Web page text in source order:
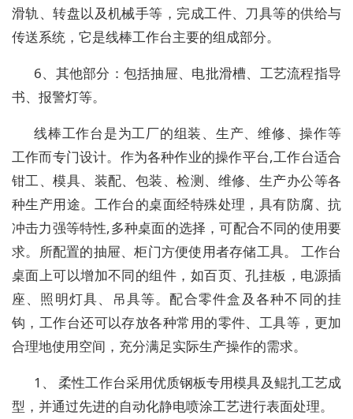
滑轨、转盘以及机械手等，完成工件、刀具等的供给与
传送系统，它是线棒工作台主要的组成部分。
6、其他部分：包括抽屉、电批滑槽、工艺流程指导
书、报警灯等。
线棒工作台是为工厂的组装、生产、维修、操作等
工作而专门设计。作为各种作业的操作平台,工作台适合
钳工、模具、装配、包装、检测、维修、生产办公等各
种生产用途。工作台的桌面经特殊处理，具有防腐、抗
冲击力强等特性,多种桌面的选择，可配合不同的使用要
求。所配置的抽屉、柜门方便使用者存储工具。 工作台
桌面上可以增加不同的组件，如百页、孔挂板，电源插
座、照明灯具、吊具等。配合零件盒及各种不同的挂
钩，工作台还可以存放各种常用的零件、工具等，更加
合理地使用空间，充分满足实际生产操作的需求。
1、 柔性工作台采用优质钢板专用模具及鲲扎工艺成
型，并通过先进的自动化静电喷涂工艺进行表面处理。